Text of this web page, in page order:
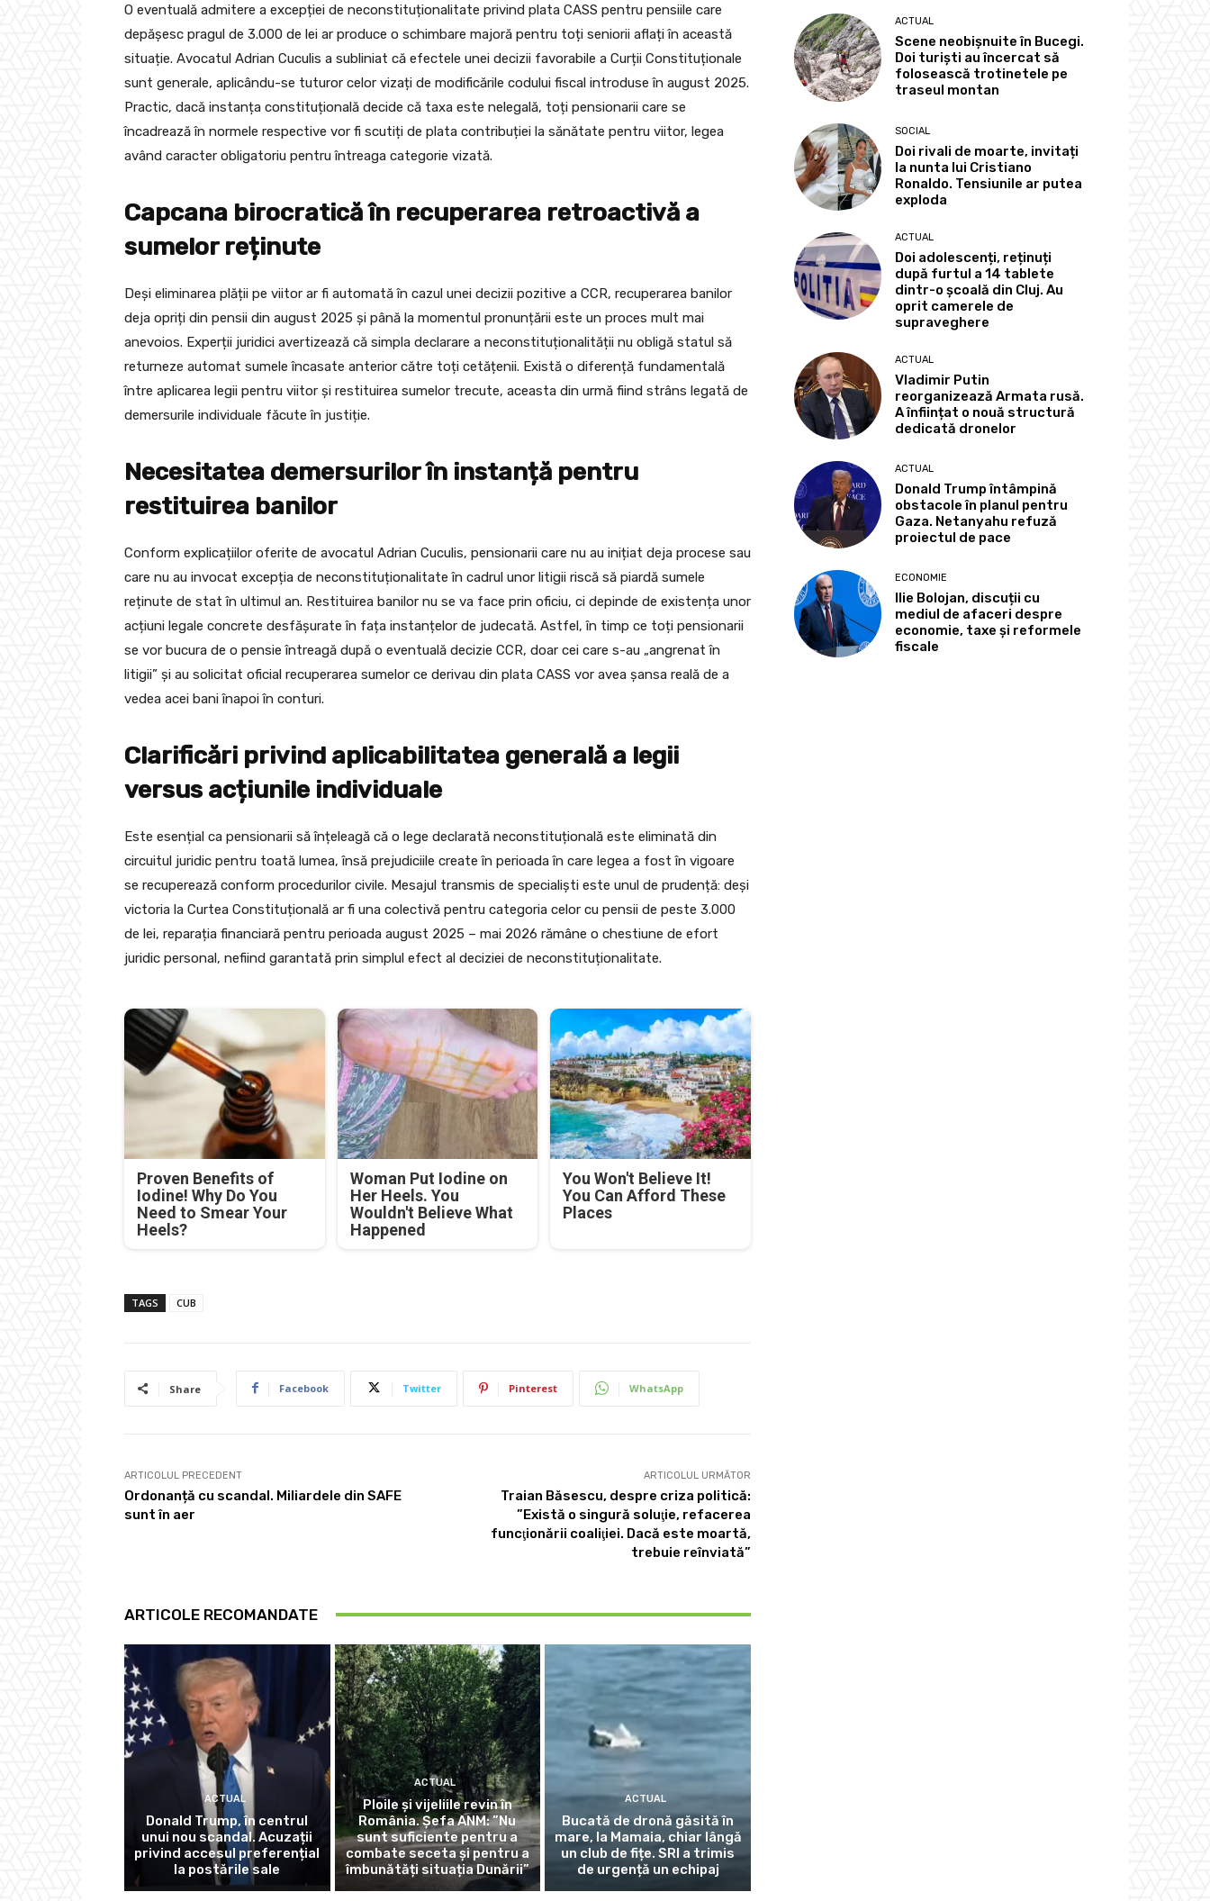
O eventuală admitere a excepției de neconstituționalitate privind plata CASS pentru pensiile care
depășesc pragul de 3.000 de lei ar produce o schimbare majoră pentru toți seniorii aflați în această
situație. Avocatul Adrian Cuculis a subliniat că efectele unei decizii favorabile a Curții Constituționale
sunt generale, aplicându-se tuturor celor vizați de modificările codului fiscal introduse în august 2025.
Practic, dacă instanța constituțională decide că taxa este nelegală, toți pensionarii care se
încadrează în normele respective vor fi scutiți de plata contribuției la sănătate pentru viitor, legea
având caracter obligatoriu pentru întreaga categorie vizată.
Capcana birocratică în recuperarea retroactivă a
sumelor reținute
Deși eliminarea plății pe viitor ar fi automată în cazul unei decizii pozitive a CCR, recuperarea banilor
deja opriți din pensii din august 2025 și până la momentul pronunțării este un proces mult mai
anevoios. Experții juridici avertizează că simpla declarare a neconstituționalității nu obligă statul să
returneze automat sumele încasate anterior către toți cetățenii. Există o diferență fundamentală
între aplicarea legii pentru viitor și restituirea sumelor trecute, aceasta din urmă fiind strâns legată de
demersurile individuale făcute în justiție.
Necesitatea demersurilor în instanță pentru
restituirea banilor
Conform explicațiilor oferite de avocatul Adrian Cuculis, pensionarii care nu au inițiat deja procese sau
care nu au invocat excepția de neconstituționalitate în cadrul unor litigii riscă să piardă sumele
reținute de stat în ultimul an. Restituirea banilor nu se va face prin oficiu, ci depinde de existența unor
acțiuni legale concrete desfășurate în fața instanțelor de judecată. Astfel, în timp ce toți pensionarii
se vor bucura de o pensie întreagă după o eventuală decizie CCR, doar cei care s-au „angrenat în
litigii” și au solicitat oficial recuperarea sumelor ce derivau din plata CASS vor avea șansa reală de a
vedea acei bani înapoi în conturi.
Clarificări privind aplicabilitatea generală a legii
versus acțiunile individuale
Este esențial ca pensionarii să înțeleagă că o lege declarată neconstituțională este eliminată din
circuitul juridic pentru toată lumea, însă prejudiciile create în perioada în care legea a fost în vigoare
se recuperează conform procedurilor civile. Mesajul transmis de specialiști este unul de prudență: deși
victoria la Curtea Constituțională ar fi una colectivă pentru categoria celor cu pensii de peste 3.000
de lei, reparația financiară pentru perioada august 2025 – mai 2026 rămâne o chestiune de efort
juridic personal, nefiind garantată prin simplul efect al deciziei de neconstituționalitate.
Proven Benefits of
Iodine! Why Do You
Need to Smear Your
Heels?
Woman Put Iodine on
Her Heels. You
Wouldn't Believe What
Happened
You Won't Believe It!
You Can Afford These
Places
TAGS CUB
Share Facebook Twitter Pinterest WhatsApp
ARTICOLUL PRECEDENT
Ordonanță cu scandal. Miliardele din SAFE
sunt în aer
ARTICOLUL URMĂTOR
Traian Băsescu, despre criza politică:
”Există o singură soluţie, refacerea
funcţionării coaliţiei. Dacă este moartă,
trebuie reînviată”
ARTICOLE RECOMANDATE
ACTUAL
Donald Trump, în centrul
unui nou scandal. Acuzații
privind accesul preferențial
la postările sale
ACTUAL
Ploile și vijeliile revin în
România. Șefa ANM: ”Nu
sunt suficiente pentru a
combate seceta și pentru a
îmbunătăți situația Dunării”
ACTUAL
Bucată de dronă găsită în
mare, la Mamaia, chiar lângă
un club de fițe. SRI a trimis
de urgență un echipaj
ACTUAL
Scene neobișnuite în Bucegi.
Doi turiști au încercat să
folosească trotinetele pe
traseul montan
SOCIAL
Doi rivali de moarte, invitați
la nunta lui Cristiano
Ronaldo. Tensiunile ar putea
exploda
ACTUAL
Doi adolescenți, reținuți
după furtul a 14 tablete
dintr-o școală din Cluj. Au
oprit camerele de
supraveghere
ACTUAL
Vladimir Putin
reorganizează Armata rusă.
A înființat o nouă structură
dedicată dronelor
ACTUAL
Donald Trump întâmpină
obstacole în planul pentru
Gaza. Netanyahu refuză
proiectul de pace
ECONOMIE
Ilie Bolojan, discuții cu
mediul de afaceri despre
economie, taxe și reformele
fiscale